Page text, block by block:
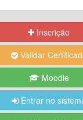
Inscrição
Validar
Moodle
Entrar no